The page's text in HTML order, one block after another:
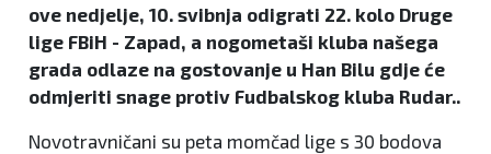
ove nedjelje, 10. svibnja odigrati 22. kolo Druge
lige FBiH - Zapad, a nogometaši kluba našega
grada odlaze na gostovanje u Han Bilu gdje će
odmjeriti snage protiv Fudbalskog kluba Rudar..
Novotravničani su peta momčad lige s 30 bodova